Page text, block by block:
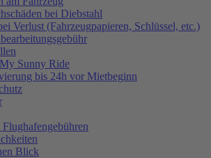
bei Diebstahl
Verlust (Fahrzeugpapieren, Schlüssel, etc.)
Sunny Ride
bis 24h vor Mietbeginn
Blick